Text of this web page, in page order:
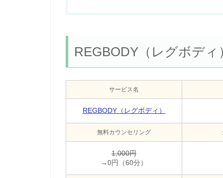
REGBODY（レグボデ
サービス名
REGBODY（レグボディ）
無料カウンセリング
1,000円
→0円（60分）